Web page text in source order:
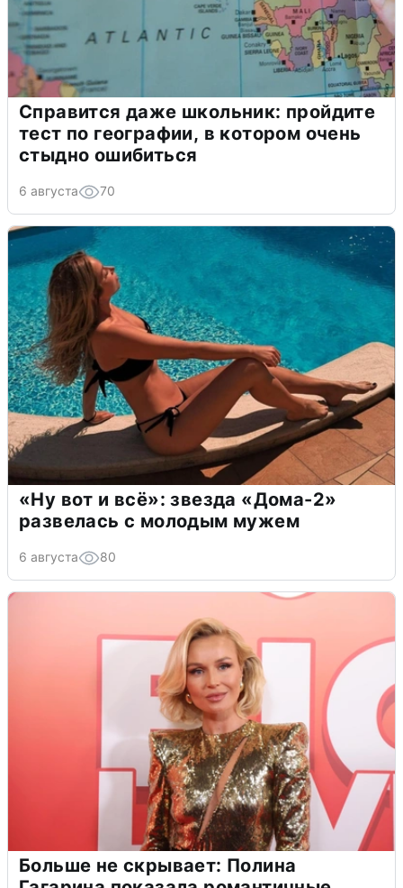
Справится даже школьник: пройдите
тест по географии, в котором очень
стыдно ошибиться
6 августа 70
«Ну вот и всё»: звезда «Дома-2»
развелась с молодым мужем
6 августа 80
Больше не скрывает: Полина